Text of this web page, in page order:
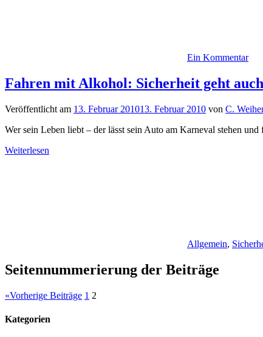
Ein Kommentar
Fahren mit Alkohol: Sicherheit geht
Veröffentlicht am 13. Februar 201013. Februar 2010 von C.
Wer sein Leben liebt – der lässt sein Auto am Karneval stehen
Weiterlesen
Allgemein,
Seitennummerierung der Beiträge
«Vorherige Beiträge 1 2
Kategorien